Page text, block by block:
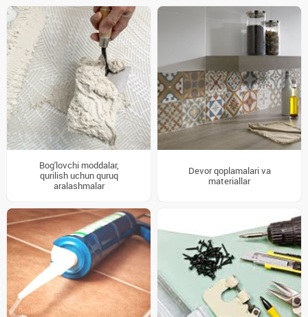
Bog'lovchi moddalar,
qurilish uchun quruq
aralashmalar
Devor qoplamalari va
materiallar